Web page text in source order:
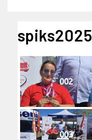
spiks2025
002
003